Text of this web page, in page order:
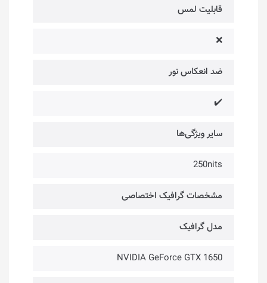
قابلیت لمس
❌
ضد انعکاس نور
✔️
سایر ویژگی‌ها
250nits
مشخصات گرافیک اختصاصی
مدل گرافیک
NVIDIA GeForce GTX 1650